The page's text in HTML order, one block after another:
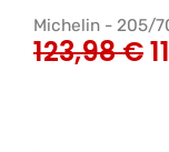
Michelin - 205/
123,98€